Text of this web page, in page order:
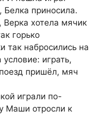
приносила.
Верка хотела мячик
горько
так набросились на
играть,
пришёл, мяч
играли по-
Маши отросли к